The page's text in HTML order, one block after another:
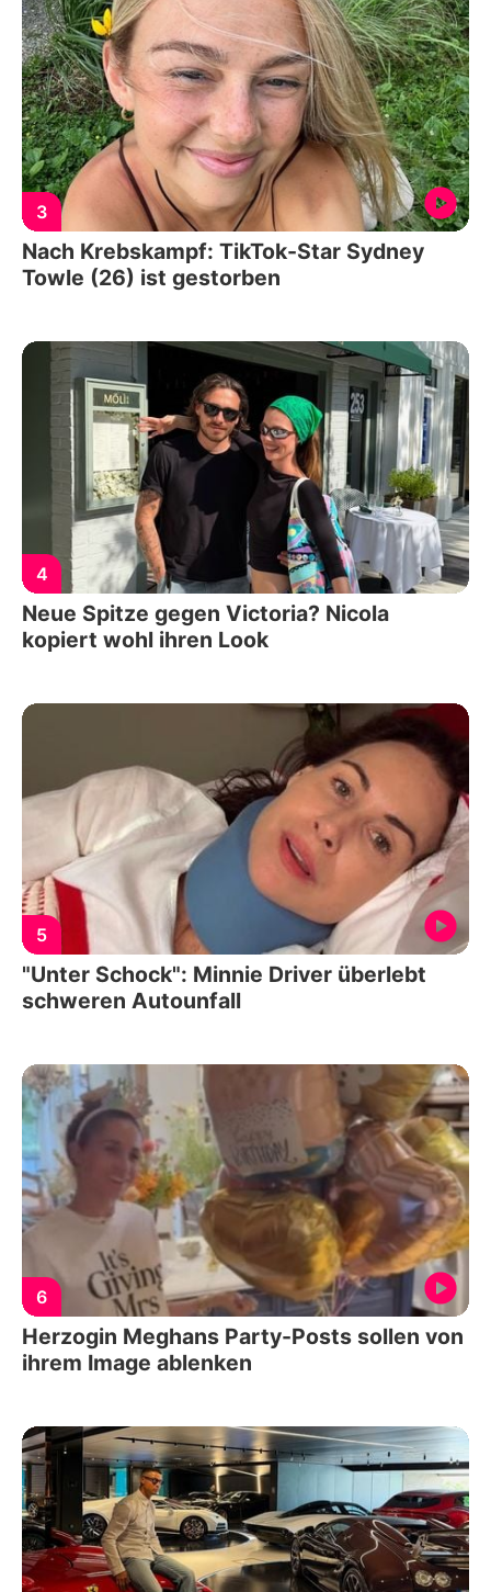
3
Nach Krebskampf: TikTok-Star Sydney
Towle (26) ist gestorben
4
Neue Spitze gegen Victoria? Nicola
kopiert wohl ihren Look
5
"Unter Schock": Minnie Driver überlebt
schweren Autounfall
6
Herzogin Meghans Party-Posts sollen von
ihrem Image ablenken